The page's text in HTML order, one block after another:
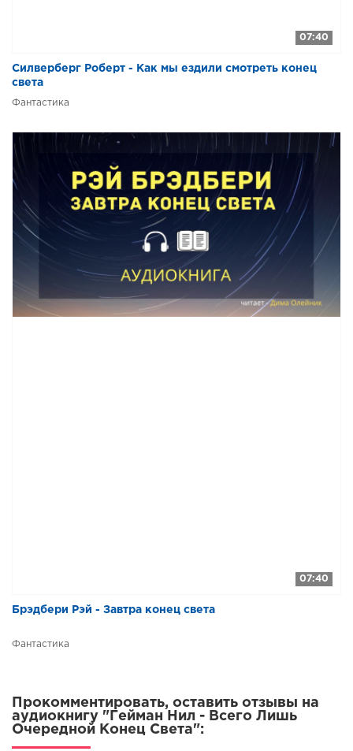
07:40
Силверберг Роберт - Как мы ездили смотреть конец
света
Фантастика
07:40
Брэдбери Рэй - Завтра конец света
Фантастика
Прокомментировать, оставить отзывы на
аудиокнигу "Гейман Нил - Всего Лишь
Очередной Конец Света":